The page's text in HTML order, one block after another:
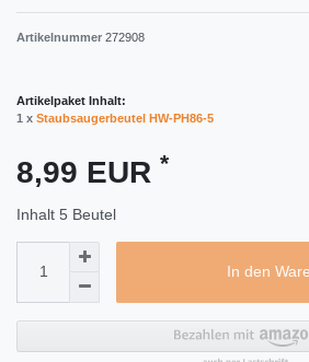
Artikelnummer 272908
Artikelpaket Inhalt:
1 x Staubsaugerbeutel HW-PH86-5
8,99 EUR *
Inhalt 5 Beutel
In den